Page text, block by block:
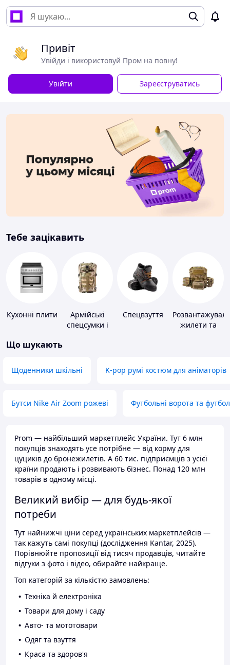
Привіт
Увійди і використовуй Пром на повну!
Увійти Зареєструватись
Тебе зацікавить
Кухонні плити
Армійські
спецсумки і
Спецвзуття
жилети та
Що шукають
Щоденники шкільні K-pop румі костюм для аніматорів
Бутси Nike Air Zoom рожеві Футбольні ворота та
Prom — найбільший маркетплейс України. Тут 6 млн
покупців знаходять усе потрібне — від корму для
цуциків до бронежилетів. А 60 тис. підприємців з усієї
країни продають і розвивають бізнес. Понад 120 млн
товарів в одному місці.
Великий вибір — для будь-якої
потреби
Тут найнижчі ціни серед українських маркетплейсів —
так кажуть самі покупці (дослідження Kantar, 2025).
Порівнюйте пропозиції від тисяч продавців, читайте
відгуки з фото і відео, обирайте найкраще.
Топ категорій за кількістю замовлень:
Техніка й електроніка
Товари для дому і саду
Авто- та мототовари
Одяг та взуття
Краса та здоров'я